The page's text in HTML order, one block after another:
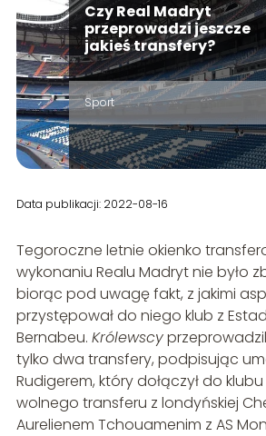
Czy Real Madryt
przeprowadzi jeszcze
jakieś transfery?
Sport
Data publikacji: 2022-08-16
Tegoroczne letnie okienko
wykonaniu Realu Madryt nie było
biorąc pod uwagę fakt, z jakimi
przystępował do niego klub z
Bernabeu. Królewscy
tylko dwa transfery, podpisując
Rudigerem, który dołączył do
wolnego transferu z londyńskiej
Aurelienem Tchouamenim z AS